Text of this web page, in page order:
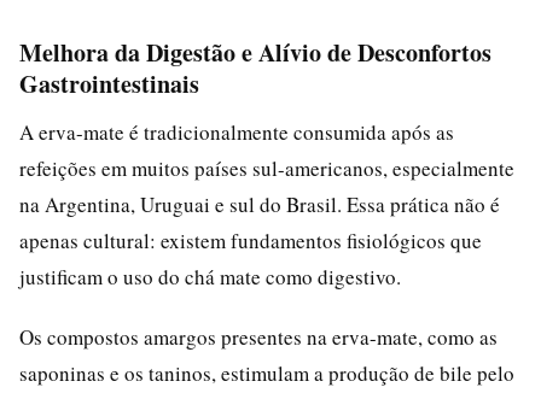
Melhora da Digestão e Alívio de Desconfortos
Gastrointestinais
A erva-mate é tradicionalmente consumida após as
refeições em muitos países sul-americanos, especialmente
na Argentina, Uruguai e sul do Brasil. Essa prática não é
apenas cultural: existem fundamentos fisiológicos que
justificam o uso do chá mate como digestivo.
Os compostos amargos presentes na erva-mate, como as
saponinas e os taninos, estimulam a produção de bile pelo